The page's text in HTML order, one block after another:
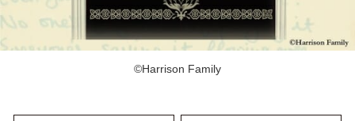
©Harrison Family